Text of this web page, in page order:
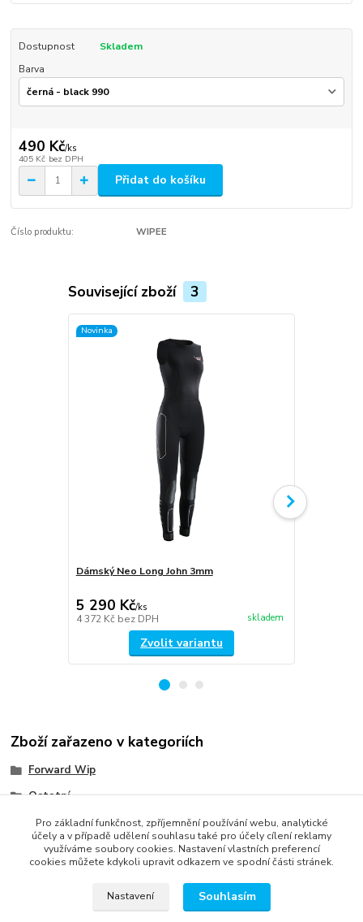
Dostupnost
Skladem
Barva
490 Kč/ks
405 Kč bez DPH
Přidat do košíku
Číslo produktu: WIPEE
Související zboží 3
Novinka
Dámský Neo Long John 3mm
5 290 Kč/ks
4 372 Kč bez DPH skladem
Zvolit variantu
Zboží zařazeno v kategoriích
Forward Wip
Ostatní
Pro dámy
Pro základní funkčnost, zpříjemnění používání webu, analytické
účely a v případě udělení souhlasu také pro účely cílení reklamy
využíváme soubory cookies. Nastavení vlastních preferencí
cookies můžete kdykoli upravit odkazem ve spodní části stránek.
Nastavení Souhlasím